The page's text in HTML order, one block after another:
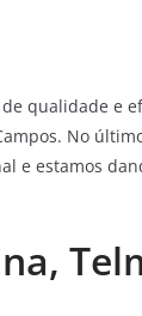
qualidade e
No
e estamos